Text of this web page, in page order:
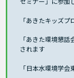
「あきたキッズ
「あきた環境懇
されます
「日本水環境学